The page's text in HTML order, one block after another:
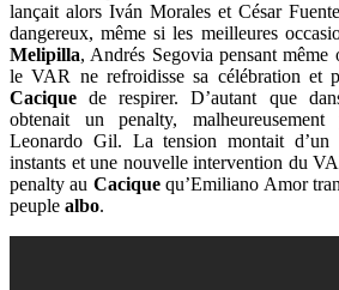
lançait alors Iván Morales et César
dangereux, même si les meilleures
Melipilla, Andrés Segovia pensant
le VAR ne refroidisse sa célébration et
Cacique de respirer. D’autant que
obtenait un penalty,
Leonardo Gil. La tension montait d’un
instants et une nouvelle intervention du
penalty au Caciquequ’Emiliano Amor
peuple albo.